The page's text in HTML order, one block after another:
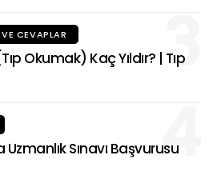
3
CEVAPLAR
Okumak) Kaç Yıldır? | Tıp
4
Uzmanlık Sınavı Başvurusu